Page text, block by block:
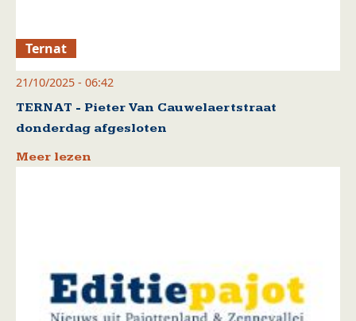
Ternat
21/10/2025 - 06:42
TERNAT - Pieter Van Cauwelaertstraat
donderdag afgesloten
Meer lezen